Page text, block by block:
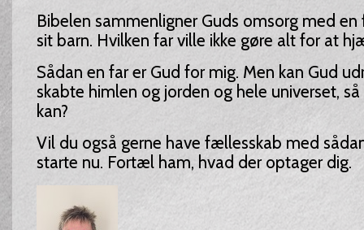
Bibelen sammenligner Guds omsorg med
sit barn. Hvilken far ville ikke gøre alt for at
Sådan en far er Gud for mig. Men kan Gud
skabte himlen og jorden og hele universet,
kan?
Vil du også gerne have fællesskab med
starte nu. Fortæl ham, hvad der optager dig.